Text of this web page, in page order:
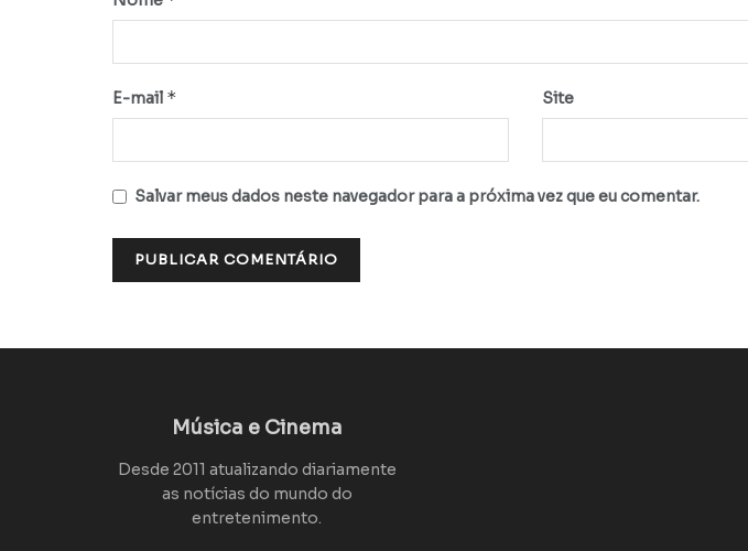
E-mail * Site
Salvar meus dados neste navegador para a próxima vez que eu comentar.
Música e Cinema
Desde 2011 atualizando diariamente
as notícias do mundo do
entretenimento.